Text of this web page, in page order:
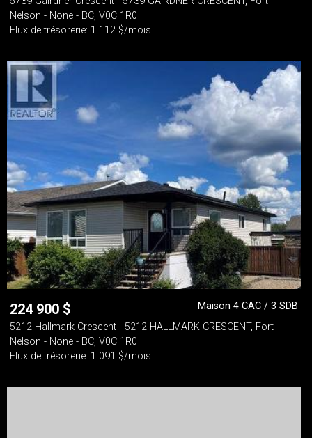
Nelson - None - BC, V0C 1R0
Flux de trésorerie: 1 112 $/mois
224 900 $
Maison 4 CAC / 3 SDB
5212 Hallmark Crescent - 5212 HALLMARK CRESCENT, Fort
Nelson - None - BC, V0C 1R0
Flux de trésorerie: 1 091 $/mois